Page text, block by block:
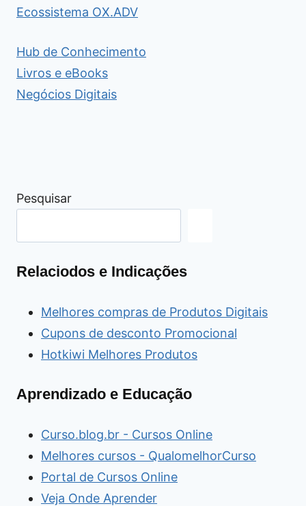
Ecossistema OX.ADV
Hub de Conhecimento
Livros e eBooks
Negócios Digitais
Pesquisar
Relaciodos e Indicações
Melhores compras de Produtos Digitais
Cupons de desconto Promocional
Hotkiwi Melhores Produtos
Aprendizado e Educação
Curso.blog.br - Cursos Online
Melhores cursos - QualomelhorCurso
Portal de Cursos Online
Veja Onde Aprender